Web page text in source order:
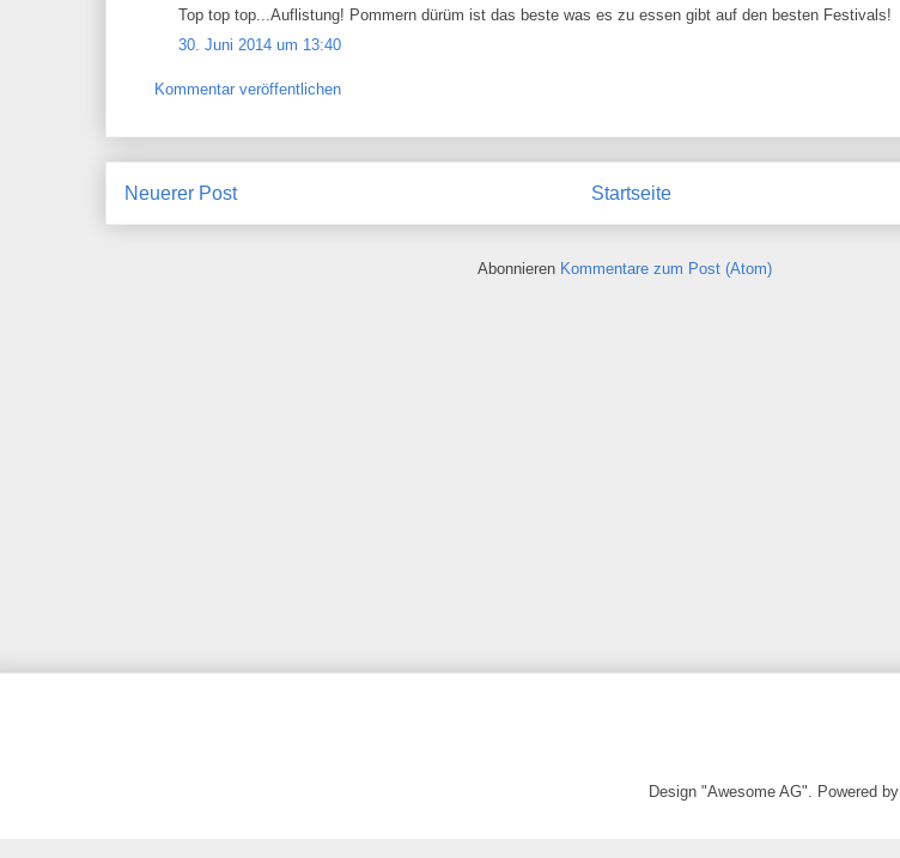
Top top top...Auflistung! Pommern dürüm ist das beste was es zu essen gibt auf den besten Festivals!
30. Juni 2014 um 13:40
Kommentar veröffentlichen
Neuerer Post Startseite
Abonnieren Kommentare zum Post (Atom)
Design "Awesome AG". Powered by